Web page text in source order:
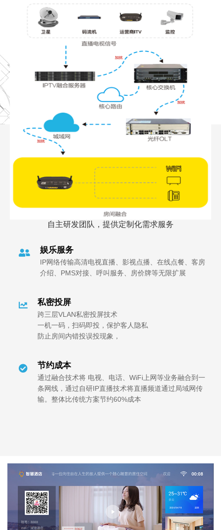
自主研发团队，提供定制化需求服务
娱乐服务
IP网络传输高清电视直播、影视点播、在线点餐、客房
介绍、PMS对接、呼叫服务、房价牌等无限扩展
私密投屏
跨三层VLAN私密投屏技术
一机一码，扫码即投，保护客人隐私
防止房间内错投误投现象，
节约成本
通过融合技术将 电视、电话、WiFi上网等业务融合到一
条网线，通过自研IP直播技术将直播频道通过局域网传
输。整体比传统方案节约60%成本